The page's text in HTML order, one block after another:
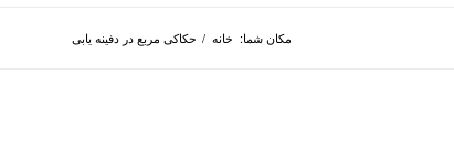
مکان شما: خانه / حکاکی مربع در دفینه یابی